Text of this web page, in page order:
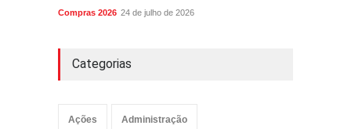
Compras 2026 24 de julho de 2026
Categorias
Ações Administração